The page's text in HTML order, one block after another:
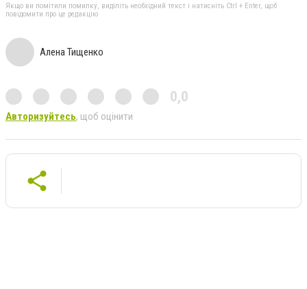
Якщо ви помітили помилку, виділіть необхідний текст і натисніть Ctrl + Enter, щоб
повідомити про це редакцію
Алена Тищенко
0,0
Авторизуйтесь, щоб оцінити